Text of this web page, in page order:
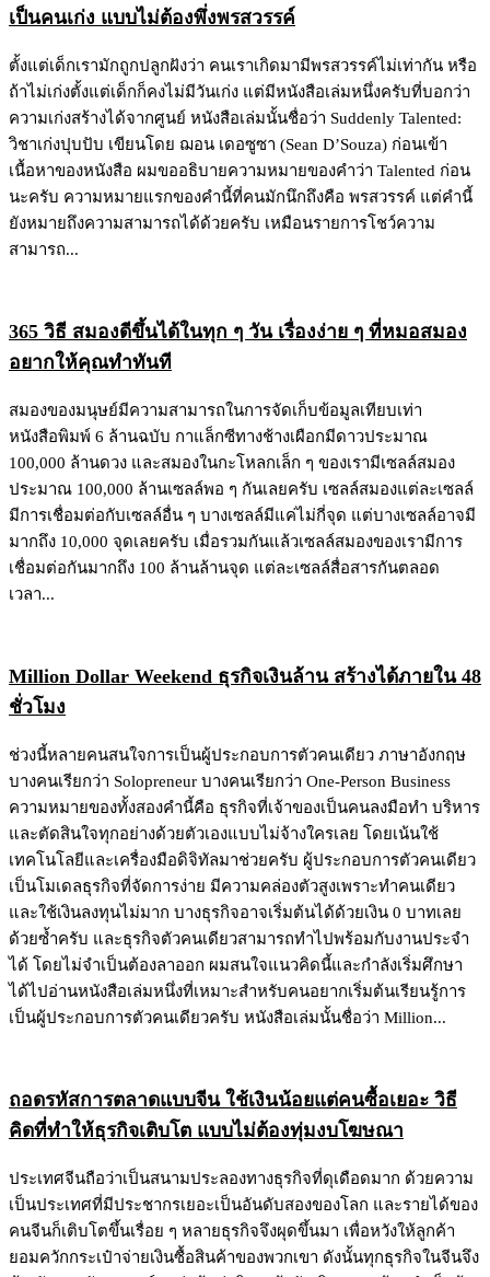
เป็นคนเก่ง แบบไม่ต้องพึ่งพรสวรรค์
ตั้งแต่เด็กเรามักถูกปลูกฝังว่า คนเราเกิดมามีพรสวรรค์ไม่เท่ากัน หรือ
ถ้าไม่เก่งตั้งแต่เด็กก็คงไม่มีวันเก่ง แต่มีหนังสือเล่มหนึ่งครับที่บอกว่า
ความเก่งสร้างได้จากศูนย์ หนังสือเล่มนั้นชื่อว่า Suddenly Talented:
วิชาเก่งปุบปับ เขียนโดย ฌอน เดอซูซา (Sean D’Souza) ก่อนเข้า
เนื้อหาของหนังสือ ผมขออธิบายความหมายของคำว่า Talented ก่อน
นะครับ ความหมายแรกของคำนี้ที่คนมักนึกถึงคือ พรสวรรค์ แต่คำนี้
ยังหมายถึงความสามารถได้ด้วยครับ เหมือนรายการโชว์ความ
สามารถ...
365 วิธี สมองดีขึ้นได้ในทุก ๆ วัน เรื่องง่าย ๆ ที่หมอสมอง
อยากให้คุณทำทันที
สมองของมนุษย์มีความสามารถในการจัดเก็บข้อมูลเทียบเท่า
หนังสือพิมพ์ 6 ล้านฉบับ กาแล็กซีทางช้างเผือกมีดาวประมาณ
100,000 ล้านดวง และสมองในกะโหลกเล็ก ๆ ของเรามีเซลล์สมอง
ประมาณ 100,000 ล้านเซลล์พอ ๆ กันเลยครับ เซลล์สมองแต่ละเซลล์
มีการเชื่อมต่อกับเซลล์อื่น ๆ บางเซลล์มีแค่ไม่กี่จุด แต่บางเซลล์อาจมี
มากถึง 10,000 จุดเลยครับ เมื่อรวมกันแล้วเซลล์สมองของเรามีการ
เชื่อมต่อกันมากถึง 100 ล้านล้านจุด แต่ละเซลล์สื่อสารกันตลอด
เวลา...
Million Dollar Weekend ธุรกิจเงินล้าน สร้างได้ภายใน 48
ชั่วโมง
ช่วงนี้หลายคนสนใจการเป็นผู้ประกอบการตัวคนเดียว ภาษาอังกฤษ
บางคนเรียกว่า Solopreneur บางคนเรียกว่า One-Person Business
ความหมายของทั้งสองคำนี้คือ ธุรกิจที่เจ้าของเป็นคนลงมือทำ บริหาร
และตัดสินใจทุกอย่างด้วยตัวเองแบบไม่จ้างใครเลย โดยเน้นใช้
เทคโนโลยีและเครื่องมือดิจิทัลมาช่วยครับ ผู้ประกอบการตัวคนเดียว
เป็นโมเดลธุรกิจที่จัดการง่าย มีความคล่องตัวสูงเพราะทำคนเดียว
และใช้เงินลงทุนไม่มาก บางธุรกิจอาจเริ่มต้นได้ด้วยเงิน 0 บาทเลย
ด้วยซ้ำครับ และธุรกิจตัวคนเดียวสามารถทำไปพร้อมกับงานประจำ
ได้ โดยไม่จำเป็นต้องลาออก ผมสนใจแนวคิดนี้และกำลังเริ่มศึกษา
ได้ไปอ่านหนังสือเล่มหนึ่งที่เหมาะสำหรับคนอยากเริ่มต้นเรียนรู้การ
เป็นผู้ประกอบการตัวคนเดียวครับ หนังสือเล่มนั้นชื่อว่า Million...
ถอดรหัสการตลาดแบบจีน ใช้เงินน้อยแต่คนซื้อเยอะ วิธี
คิดที่ทำให้ธุรกิจเติบโต แบบไม่ต้องทุ่มงบโฆษณา
ประเทศจีนถือว่าเป็นสนามประลองทางธุรกิจที่ดุเดือดมาก ด้วยความ
เป็นประเทศที่มีประชากรเยอะเป็นอันดับสองของโลก และรายได้ของ
คนจีนก็เติบโตขึ้นเรื่อย ๆ หลายธุรกิจจึงผุดขึ้นมา เพื่อหวังให้ลูกค้า
ยอมควักกระเป๋าจ่ายเงินซื้อสินค้าของพวกเขา ดังนั้นทุกธุรกิจในจีนจึง